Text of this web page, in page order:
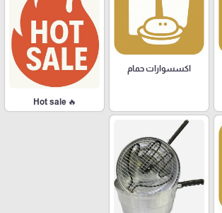
اكسسوارات حمام
🔥 Hot sale